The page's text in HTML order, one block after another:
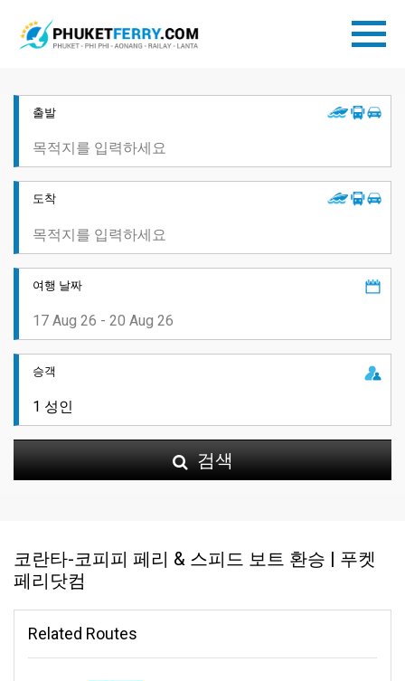
출발
도착
여행 날짜
승객
검색
코란타-코피피 페리 & 스피드 보트 환승 | 푸켓
페리닷컴
Related Routes